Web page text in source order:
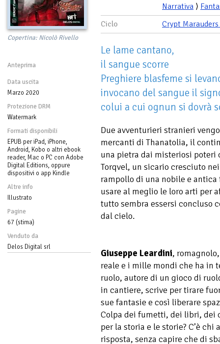
Copertina: Nicolò Rivello
Anteprima
Data uscita
Marzo 2020
Protezione DRM
Watermark
Formati disponibili
EPUB per iPad, iPhone,
Android, Kobo o altri ebook
reader, Mac o PC con Adobe
Digital Editions, oppure
dispositivi o app Kindle
Altre info
Illustrato
Pagine
67 (stima)
Venduto da
Delos Digital srl
Narrativa ⟩
Ciclo
Crypt
Le lame cantano,
il sangue scorre
Preghiere blasfeme si
invocano del sangue il
colui a cui ognun si dovrà
Due avventurieri stranieri
mercanti di Thanatolia, il
una pietra dai misteriosi
Torqvel, un sicario cresciuto
rampollo di una nobile e
usare al meglio le loro arti per
tutto sembra essersi concluso
dal cielo.
Giuseppe Leardini,
reale e i mille mondi che ha in
ruolo, autore di un gioco di
in cantiere, scrive per tirare
sue fantasie e così liberare
Colpa dei fumetti, dei libri, dei
per la storia e le storie? C’è
risposta, senza capire che di